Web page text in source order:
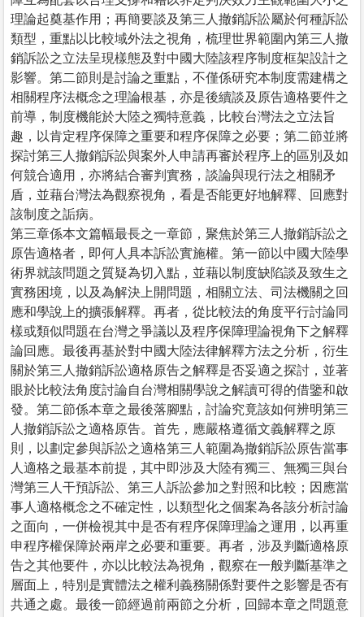
理論起奠基作用；再簡要談及第三人撤銷訴訟屬於何種訴訟
類型，重點以比較域外法之視角，梳理世界範圍內第三人撤
銷訴訟之立法呈現樣態及對中國大陸該程序制度框架設計之
影響。第二節則是討論之重點，不僅係研究本制度需建構之
相關程序法概念之理論根基，亦是後續談及原告適格要件之
前導，制度機能於大陸之獨特意義，比較台灣法之立法旨
趣，以肯定程序保障之重要和程序保障之必要；第二節並將
探討第三人撤銷訴訟與案外人申請再審於程序上的區別及如
何競合適用，亦將結合審判實務，談論與現行法之相關矛
盾，並藉台灣法為觀察視角，看是否能更好地解釋、回應對
該制度之詬病。
第三章係本文篇幅最長之一章節，聚焦於第三人撤銷訴訟之
原告適格者，即何人具本訴訟實施權。第一節以中國大陸學
術界就該問題之質疑為切入點，並藉以制度缺陷談及致生之
實務困境，以及為解決上開問題，相關立法、司法機關之回
應和學說上的擴張解釋。再者，從比較法的角度平行討論同
樣或類似問題在台灣之爭議以及程序保障理論視角下之解釋
論回應。最後再基於對中國大陸法律解釋方法之分析，衍生
關於第三人撤銷訴訟適格原告之解釋是否妥適之探討，並著
眼於比較法角度討論自台灣相關學說之解讀可得的借鑒和啟
發。第二節係本章之最後落腳點，討論究竟該如何辨明第三
人撤銷訴訟之適格原告。首先，應嚴格遵循文義解釋之原
則，以劃定參與訴訟之適格第三人範圍為撤銷訴訟原告當事
人適格之最基本前提，其中即涉及大陸有獨三、無獨三與台
灣第三人干預訴訟、第三人訴訟參加之對照和比較；因應當
事人適格概念之不確定性，以類型化之個案為各該分析討論
之面向，一併檢視其中是否有程序保障理論之運用，以再重
申程序權保障於兩岸之必要和重要。再者，涉及判斷適格原
告之其他要件，亦以比較法為視角，觀察在一般判斷基準之
層面上，特別是實體法之權利義務關係對要件之影響是否有
共通之處。最後一節經過前兩節之分析，回歸本章之問題意